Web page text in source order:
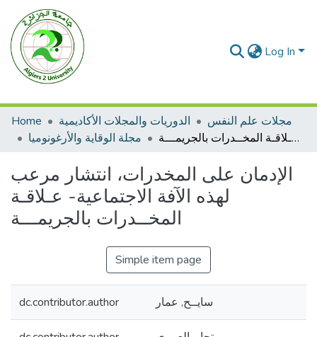
Log In
Home الدوريات والمجلات الأكاديمية
مجلات علم النفس
مجلة الوقاية والأرغونوميا
الإدمان على المخدرات، انتشار مرعب لهذه الآفة الاجتماعية- عـلاقـة المخــدرات بالجريمـــة
الإدمان على المخدرات، انتشار مرعب
لهذه الآفة الاجتماعية- عـلاقـة
المخــدرات بالجريمـــة
Simple item page
dc.contributor.author سايــح, عمار